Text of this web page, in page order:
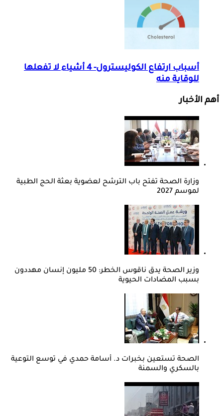
أسباب ارتفاع الكوليسترول- 4 أشياء لا تفعلها
للوقاية منه
أهم الأخبار
وزارة الصحة تفتح باب الترشح لعضوية بعثة الحج الطبية
لموسم 2027
وزير الصحة يدق ناقوس الخطر: 50 مليون إنسان مهددون
بسبب المضادات الحيوية
الصحة تستعين بخبرات د. أسامة حمدي في توسع التوعية
بالسكري والسمنة